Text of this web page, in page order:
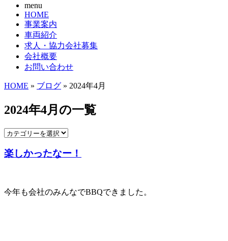
menu
HOME
事業案内
車両紹介
求人・協力会社募集
会社概要
お問い合わせ
HOME » ブログ » 2024年4月
2024年4月の一覧
楽しかったなー！
今年も会社のみんなでBBQできました。